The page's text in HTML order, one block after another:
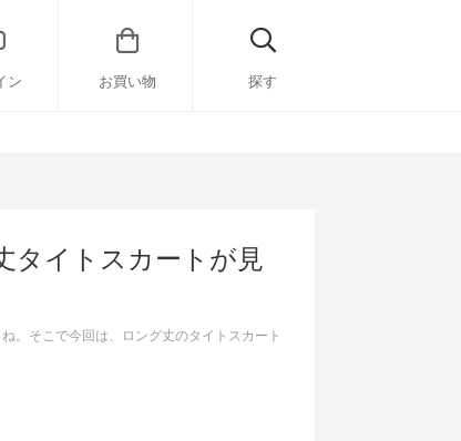
ン お買い物 探す
タイトスカートが見
。そこで今回は、ロング丈のタイトスカート